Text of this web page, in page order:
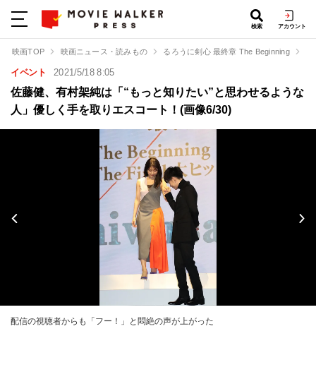
検索 アカウント
映画TOP 映画ニュース・読みもの るろうに剣心 最終章 The Beginning
イベント 2021/5/18 8:05
佐藤健、有村架純は「“もっと知りたい”と思わせるような
人」優しく手を取りエスコート！(画像6/30)
配信の視聴者からも「フー！」と悶絶の声が上がった